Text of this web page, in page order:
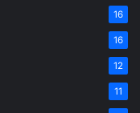
16
16
12
11